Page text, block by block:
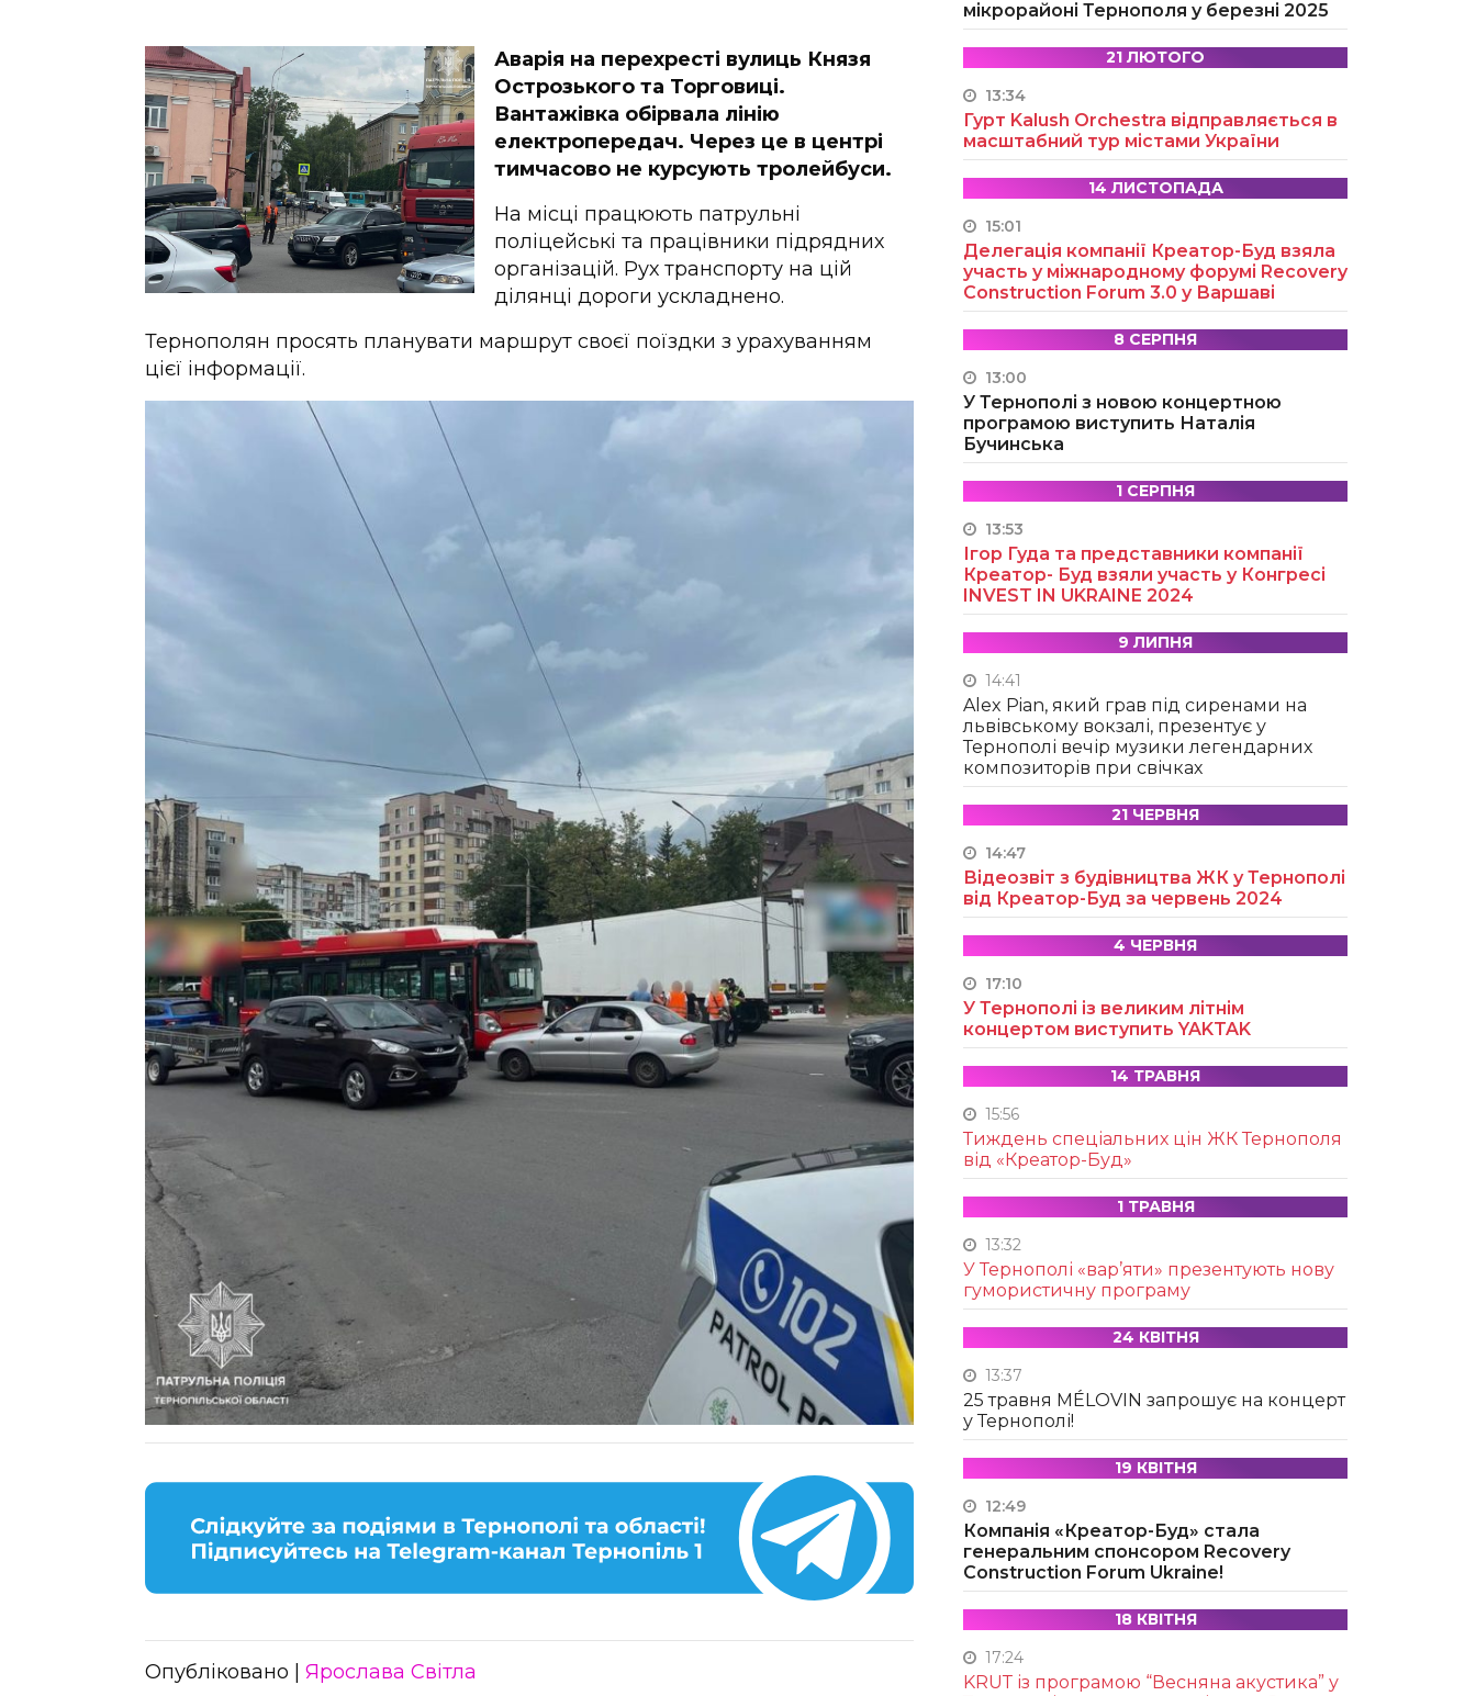
Аварія на перехресті вулиць Князя
Острозького та Торговиці.
Вантажівка обірвала лінію
електропередач. Через це в центрі
тимчасово не курсують тролейбуси.
На місці працюють патрульні
поліцейські та працівники підрядних
організацій. Рух транспорту на цій
ділянці дороги ускладнено.
Тернополян просять планувати маршрут своєї поїздки з урахуванням
цієї інформації.
Опубліковано | Ярослава Світла
мікрорайоні Тернополя у березні 2025
21 ЛЮТОГО
13:34
Гурт Kalush Orchestra відправляється в
масштабний тур містами України
14 ЛИСТОПАДА
15:01
Делегація компанії Креатор-Буд взяла
участь у міжнародному форумі Recovery
Construction Forum 3.0 у Варшаві
8 СЕРПНЯ
13:00
У Тернополі з новою концертною
програмою виступить Наталія
Бучинська
1 СЕРПНЯ
13:53
Ігор Гуда та представники компанії
Креатор- Буд взяли участь у Конгресі
INVEST IN UKRAINE 2024
9 ЛИПНЯ
14:41
Alex Pian, який грав під сиренами на
львівському вокзалі, презентує у
Тернополі вечір музики легендарних
композиторів при свічках
21 ЧЕРВНЯ
14:47
Відеозвіт з будівництва ЖК у Тернополі
від Креатор-Буд за червень 2024
4 ЧЕРВНЯ
17:10
У Тернополі із великим літнім
концертом виступить YAKTAK
14 ТРАВНЯ
15:56
Тиждень спеціальних цін ЖК Тернополя
від «Креатор-Буд»
1 ТРАВНЯ
13:32
У Тернополі «вар’яти» презентують нову
гумористичну програму
24 КВІТНЯ
13:37
25 травня MÉLOVIN запрошує на концерт
у Тернополі!
19 КВІТНЯ
12:49
Компанія «Креатор-Буд» стала
генеральним спонсором Recovery
Construction Forum Ukraine!
18 КВІТНЯ
17:24
KRUТ із програмою “Весняна акустика” у